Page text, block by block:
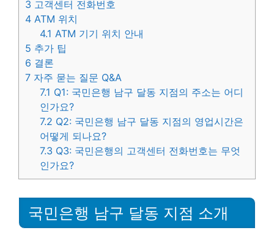
3 고객센터 전화번호
4 ATM 위치
4.1 ATM 기기 위치 안내
5 추가 팁
6 결론
7 자주 묻는 질문 Q&A
7.1 Q1: 국민은행 남구 달동 지점의 주소는 어디
인가요?
7.2 Q2: 국민은행 남구 달동 지점의 영업시간은
어떻게 되나요?
7.3 Q3: 국민은행의 고객센터 전화번호는 무엇
인가요?
국민은행 남구 달동 지점 소개